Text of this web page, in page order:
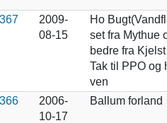
367
2009-
08-15
Ho
set fra Mythue
bedre fra
Tak til PPO og
ven
366
2006-
10-17
Ballum forland